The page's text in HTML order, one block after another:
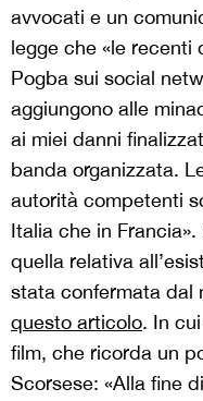
avvocati e un
legge che «le
Pogba sui social
aggiungono alle
ai miei danni
banda organizzata.
autorità competenti
Italia che in
quella relativa
stata confermata dal
questo articolo. In
film, che ricorda un
Scorsese: «Alla fine